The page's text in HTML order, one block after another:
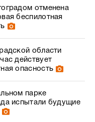
отменена
беспилотная
области
действует
опасность
парке
испытали будущие